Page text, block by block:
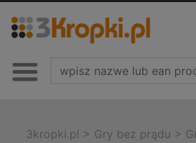
3kropki.pl > Gry bez prądu >